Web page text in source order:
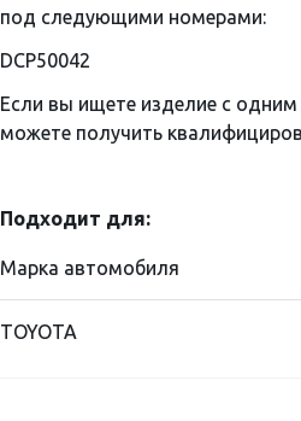
под следующими номерами:
DCP50042
Если вы ищете изделие с
можете получить
Подходит для:
Марка автомобиля
TOYOTA